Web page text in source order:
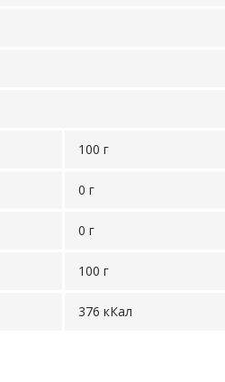
100 г
0 г
0 г
100 г
376 кКал